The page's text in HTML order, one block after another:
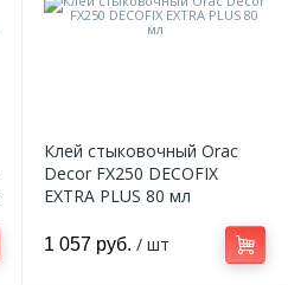
Клей стыковочный Orac
Decor FX250 DECOFIX
EXTRA PLUS 80 мл
1 057 руб. / шт